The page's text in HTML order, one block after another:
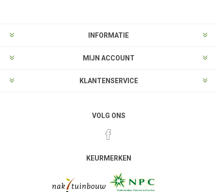
INFORMATIE
MIJN ACCOUNT
KLANTENSERVICE
VOLG ONS
KEURMERKEN